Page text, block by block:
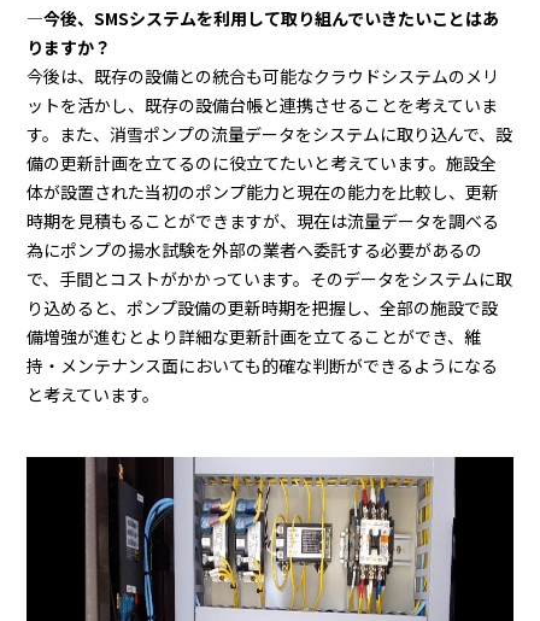
―今後、SMSシステムを利用して取り組んでいきたいことはあ
りますか？
今後は、既存の設備との統合も可能なクラウドシステムのメリ
ットを活かし、既存の設備台帳と連携させることを考えていま
す。また、消雪ポンプの流量データをシステムに取り込んで、設
備の更新計画を立てるのに役立てたいと考えています。施設全
体が設置された当初のポンプ能力と現在の能力を比較し、更新
時期を見積もることができますが、現在は流量データを調べる
為にポンプの揚水試験を外部の業者へ委託する必要があるの
で、手間とコストがかかっています。そのデータをシステムに取
り込めると、ポンプ設備の更新時期を把握し、全部の施設で設
備増強が進むとより詳細な更新計画を立てることができ、維
持・メンテナンス面においても的確な判断ができるようになる
と考えています。